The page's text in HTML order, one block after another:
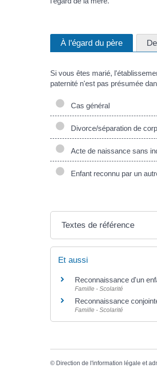
À l'égard du père
Si vous êtes marié,
paternité n'est pas présumée
Cas général
Divorce/séparation de
Acte de naissance sans
Enfant reconnu par un
Textes de référence
Et aussi
Reconnaissance d'un
Famille - Scolarité
Reconnaissance
Famille - Scolarité
© Direction de l'information légale et